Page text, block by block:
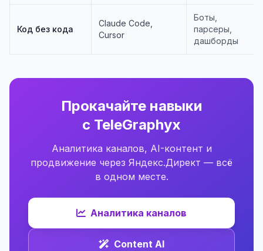
Код без кода
Claude Code,
Cursor
Боты,
парсеры,
дашборды
Прокачайте навыки
с TeleGraphyx
Аналитика каналов, AI-контент и
продвижение через Яндекс.Директ — всё
в одном месте.
Аналитика каналов
Content AI